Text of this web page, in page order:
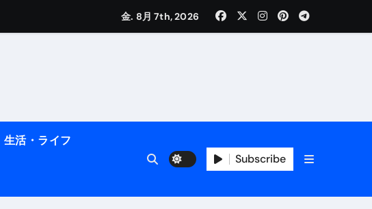
あすけん活用術】
慣 | レシピ付き | ダイエット中の食事
金. 8月 7th, 2026
生活・ライフ
Subscribe